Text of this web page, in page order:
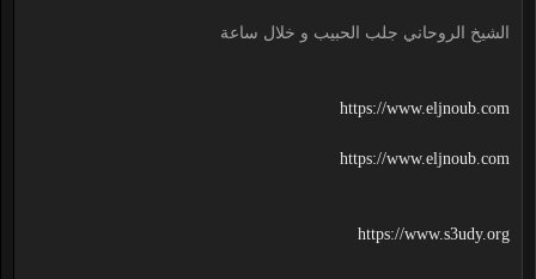
الشيخ الروحاني جلب الحبيب و خلال ساعة
https://www.eljnoub.com
https://www.eljnoub.com
https://www.s3udy.org